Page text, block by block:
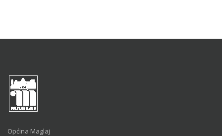
Općina Maglaj